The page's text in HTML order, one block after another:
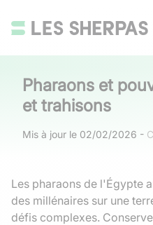
Pharaons et
et trahisons
Mis à jour le 02/02/2026 -
Les pharaons de l'Égypte
des millénaires sur une
défis complexes.